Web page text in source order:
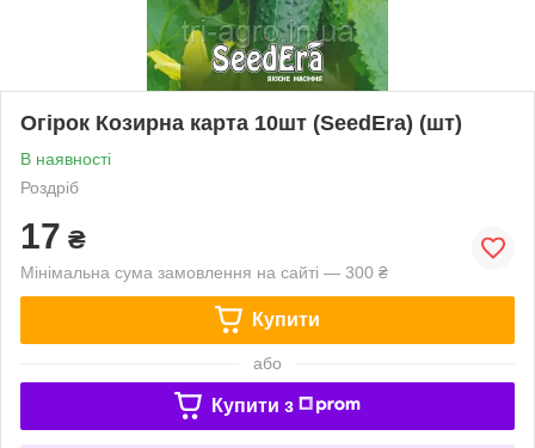
Огірок Козирна карта 10шт (SeedEra) (шт)
В наявності
Роздріб
17 ₴
Мінімальна сума замовлення на сайті — 300 ₴
Купити
або
Купити з